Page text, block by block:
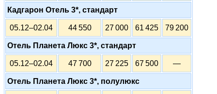
Кадгарон Отель 3*, стандарт
05.12–02.04 44 550 27 000 61 425 79 200
Отель Планета Люкс 3*, стандарт
05.12–02.04 47 700 27 225 67 500 —
Отель Планета Люкс 3*, полулюкс